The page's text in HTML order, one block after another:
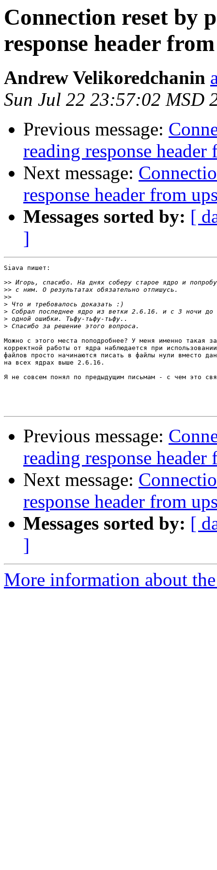
Connection reset by
response header
Andrew Velikoredchanin
Sun Jul 22 23:57:02 MSD
Previous message:
reading response header
Next message:
response header from
Messages sorted by: [
]
Siava пишет:
>>
>>
>>
>
>
>
>
Можно с этого места поподробнее? У меня именно такая
корректной работы от ядра наблюдается при
файлов просто начинаются писать в файлы нули вместо
на всех ядрах выше 2.6.16.
Я не совсем понял по предыдущим письмам - с чем это
Previous message:
reading response header
Next message:
response header from
Messages sorted by: [
]
More information about